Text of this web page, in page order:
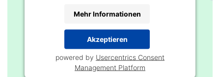
Mehr Informationen
Akzeptieren
powered by Usercentrics Consent
Management Platform